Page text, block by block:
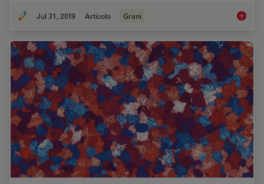
Jul 31, 2019 Articolo Grani How to